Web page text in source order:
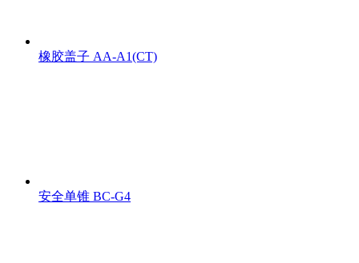
橡胶盖子 AA-A1(CT)
安全单锥 BC-G4